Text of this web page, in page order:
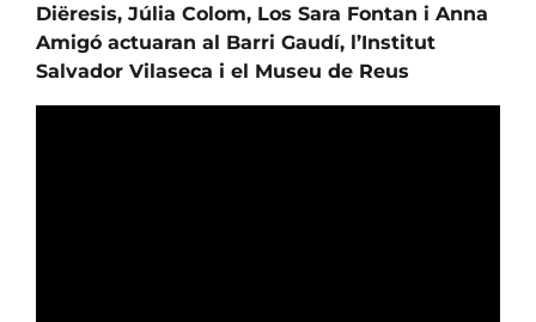
Diëresis, Júlia Colom, Los Sara Fontan i Anna
Amigó actuaran al Barri Gaudí, l’Institut
Salvador Vilaseca i el Museu de Reus